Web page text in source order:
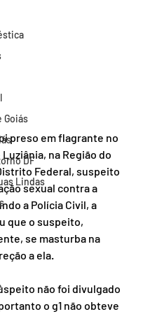
Goiás
DF
Lindas
preso em flagrante no
na Região do
Federal, suspeito
sexual contra a
a Polícia Civil, a
que o suspeito,
se masturba na
a ela.
não foi divulgado
o g1 não obteve